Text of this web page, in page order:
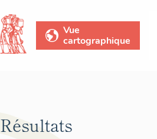
Vue
cartographique
Résultats